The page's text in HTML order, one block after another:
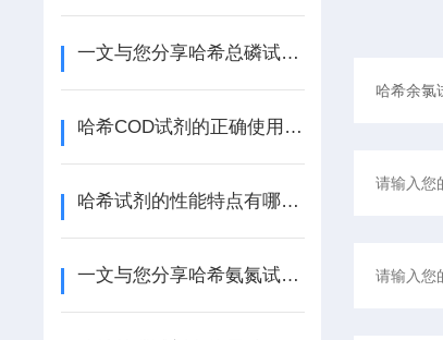
一文与您分享哈希总磷试剂的规范使用方法
哈希COD试剂的正确使用步骤及其注意事项介绍
哈希试剂的性能特点有哪些？
一文与您分享哈希氨氮试剂的正确存放建议